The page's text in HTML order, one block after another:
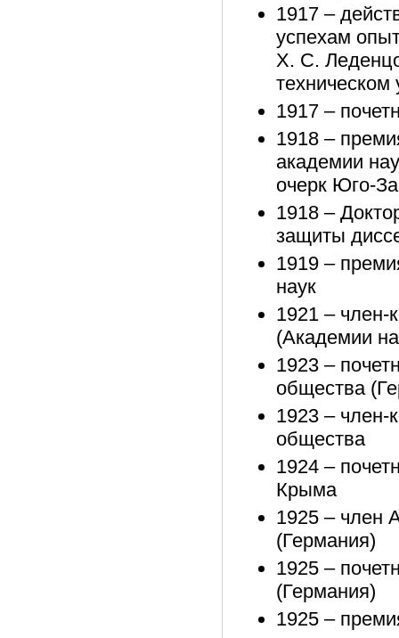
1917 –
успехам
X. С.
1917 –
1918 –
академии
очерк Юго-
1918 –
защиты
1919 –
наук
1921 – член-
(Академии
1923 –
общества
1923 – член-
общества
1924 –
Крыма
1925 – член
(Германия)
1925 –
(Германия)
1925 –